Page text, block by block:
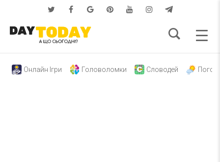
Онлайн Ігри Головоломки Словодей